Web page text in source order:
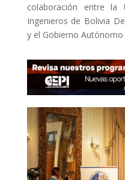
colaboración entre la
Ingenieros de Bolivia
y el Gobierno Autónomo